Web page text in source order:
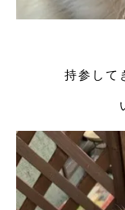
持参して